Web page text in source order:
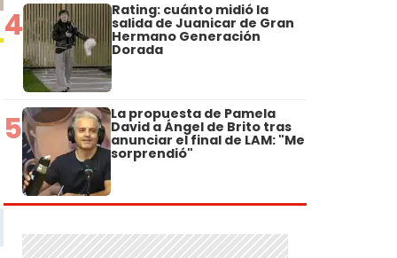
4 Rating: cuánto midió la
salida de Juanicar de Gran
Hermano Generación
Dorada
5 La propuesta de Pamela
David a Ángel de Brito tras
anunciar el final de LAM: "Me
sorprendió"